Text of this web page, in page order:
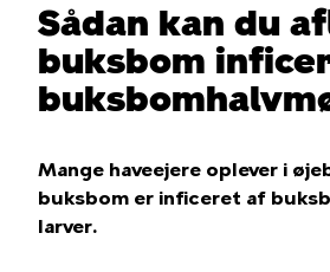
Sådan kan du
buksbom
Mange haveejere oplever i
buksbom er inficeret af
larver.